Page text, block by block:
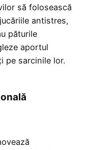
să folosească
antistres,
păturile
aportul
pe sarcinile lor.